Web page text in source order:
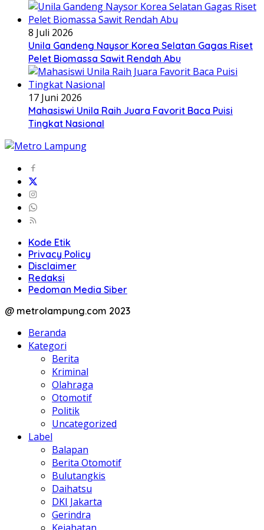
8 Juli 2026
Unila Gandeng Naysor Korea Selatan Gagas Riset
Pelet Biomassa Sawit Rendah Abu
17 Juni 2026
Mahasiswi Unila Raih Juara Favorit Baca Puisi
Tingkat Nasional
Kode Etik
Privacy Policy
Disclaimer
Redaksi
Pedoman Media Siber
@ metrolampung.com 2023
Beranda
Kategori
Berita
Kriminal
Olahraga
Otomotif
Politik
Uncategorized
Label
Balapan
Berita Otomotif
Bulutangkis
Daihatsu
DKI Jakarta
Gerindra